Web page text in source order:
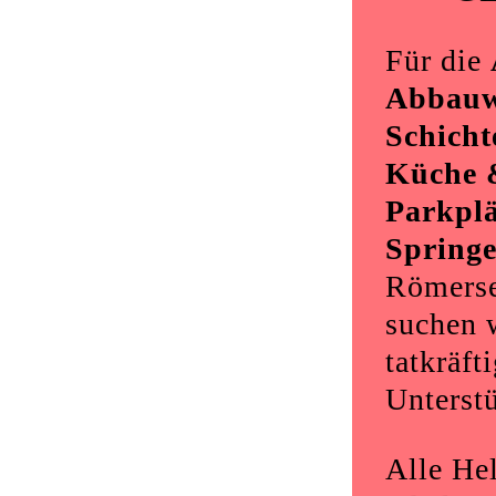
Für die
Küche
suchen
Alle